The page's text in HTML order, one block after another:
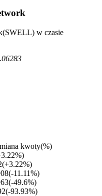
metale szlachetne i
w czasie
kwoty(%)
3.22%)
(+3.22%)
(-11.11%)
(-49.6%)
(-93.93%)